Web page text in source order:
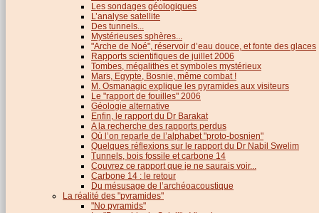
Les sondages géologiques
L’analyse satellite
Des tunnels...
Mystérieuses sphères...
"Arche de Noé", réservoir d’eau douce, et fonte des glaces
Rapports scientifiques de juillet 2006
Tombes, mégalithes et symboles mystérieux
Mars, Egypte, Bosnie, même combat !
M. Osmanagic explique les pyramides aux visiteurs
Le "rapport de fouilles" 2006
Géologie alternative
Enfin, le rapport du Dr Barakat
A la recherche des rapports perdus
Où l’on reparle de l’alphabet "proto-bosnien"
Quelques réflexions sur le rapport du Dr Nabil Swelim
Tunnels, bois fossile et carbone 14
Couvrez ce rapport que je ne saurais voir...
Carbone 14 : le retour
Du mésusage de l’archéoacoustique
La réalité des "pyramides"
"No pyramids"